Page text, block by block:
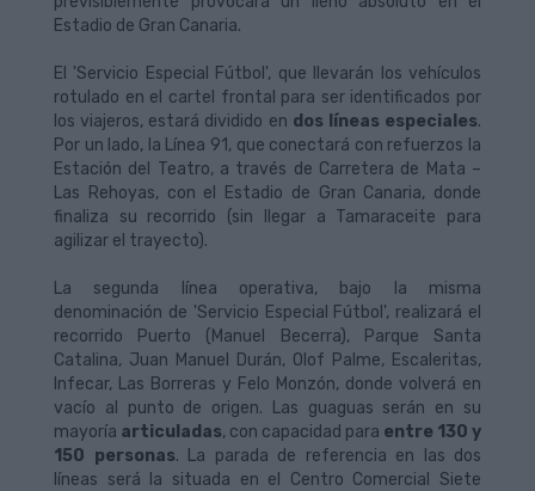
Estadio de Gran Canaria.
El 'Servicio Especial Fútbol', que llevarán los vehículos
rotulado en el cartel frontal para ser identificados por
los viajeros, estará dividido en dos líneas especiales.
Por un lado, la Línea 91, que conectará con refuerzos la
Estación del Teatro, a través de Carretera de Mata –
Las Rehoyas, con el Estadio de Gran Canaria, donde
finaliza su recorrido (sin llegar a Tamaraceite para
agilizar el trayecto).
La segunda línea operativa, bajo la misma
denominación de 'Servicio Especial Fútbol', realizará el
recorrido Puerto (Manuel Becerra), Parque Santa
Catalina, Juan Manuel Durán, Olof Palme, Escaleritas,
Infecar, Las Borreras y Felo Monzón, donde volverá en
vacío al punto de origen. Las guaguas serán en su
mayoría articuladas, con capacidad para entre 130 y
150 personas. La parada de referencia en las dos
líneas será la situada en el Centro Comercial Siete